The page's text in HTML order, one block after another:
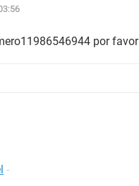
por favor
-